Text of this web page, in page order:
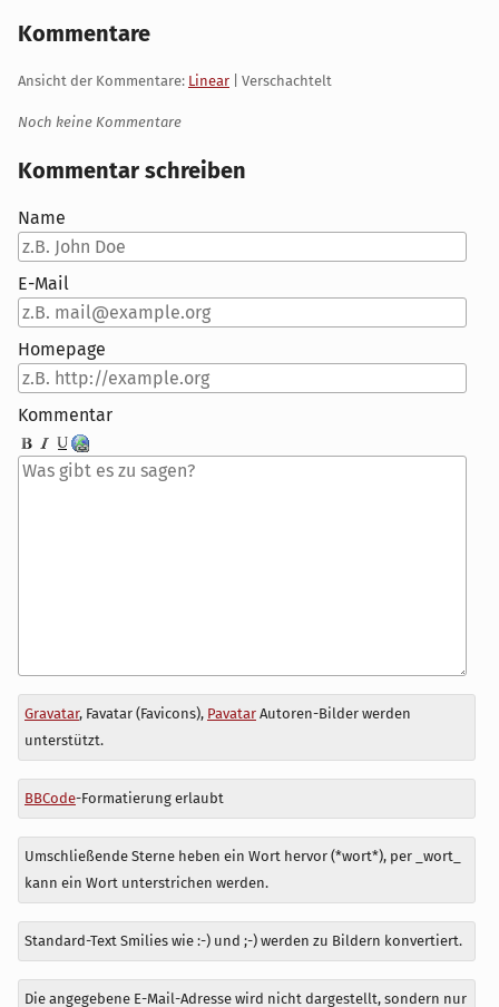
Kommentare
Ansicht der Kommentare: Linear | Verschachtelt
Noch keine Kommentare
Kommentar schreiben
Name
E-Mail
Homepage
Kommentar
Antwort
zu
Gravatar, Favatar (Favicons), PavatarAutoren-Bilder werden
unterstützt.
BBCode-Formatierung erlaubt
Umschließende Sterne heben ein Wort hervor (*wort*), per _wort_
kann ein Wort unterstrichen werden.
Standard-Text Smilies wie :-) und ;-) werden zu Bildern konvertiert.
Die angegebene E-Mail-Adresse wird nicht dargestellt, sondern nur